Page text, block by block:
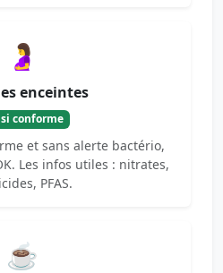
🤰
enceintes
conforme
et sans alerte bactério,
Les infos utiles : nitrates,
PFAS.
☕